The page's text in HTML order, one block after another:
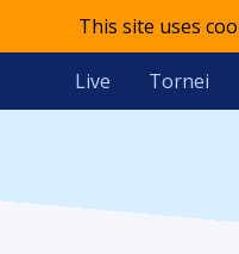
This site uses
Live Tornei